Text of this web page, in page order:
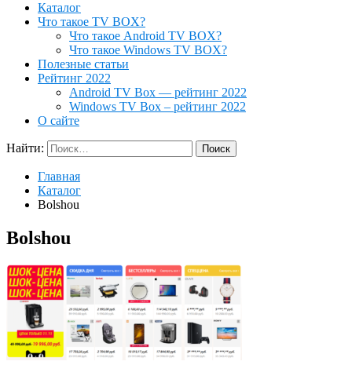
Каталог
Что такое TV BOX?
Что такое Android TV BOX?
Что такое Windows TV BOX?
Полезные статьи
Рейтинг 2022
Android TV Box — рейтинг 2022
Windows TV Box – рейтинг 2022
О сайте
Найти:
Главная
Каталог
Bolshou
Bolshou